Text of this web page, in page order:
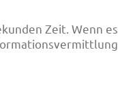
Zeit. Wenn es